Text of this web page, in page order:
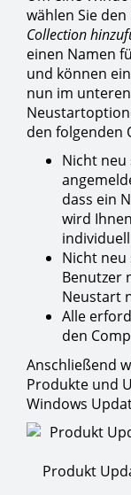
wählen Sie
Collection
einen Namen
und können
nun im
den folgenden
Nicht
dass ein
wird
Nicht
Benutzer
Neustart
Alle
den
Anschließend
Produkte und
Windows
Produkt